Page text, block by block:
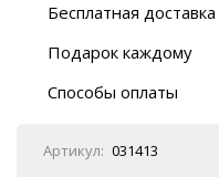
Бесплатная доставка
Автобусы (по ЮФО)
“BlaBlaCar” (по ЮФО)
Подарок каждому
Способы оплаты
Наличные
Артикул: 031413